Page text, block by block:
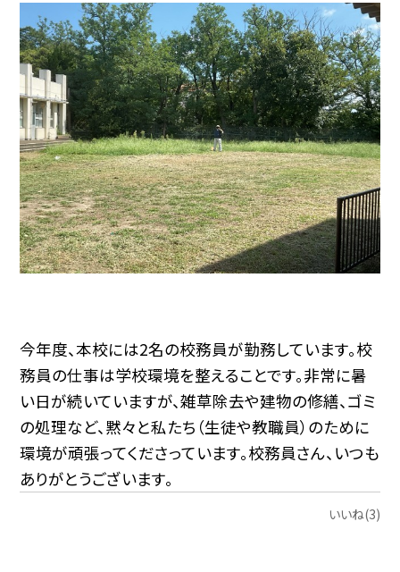
今年度、本校には2名の校務員が勤務しています。校
務員の仕事は学校環境を整えることです。非常に暑
い日が続いていますが、雑草除去や建物の修繕、ゴミ
の処理など、黙々と私たち（生徒や教職員）のために
環境が頑張ってくださっています。校務員さん、いつも
ありがとうございます。
いいね(3)